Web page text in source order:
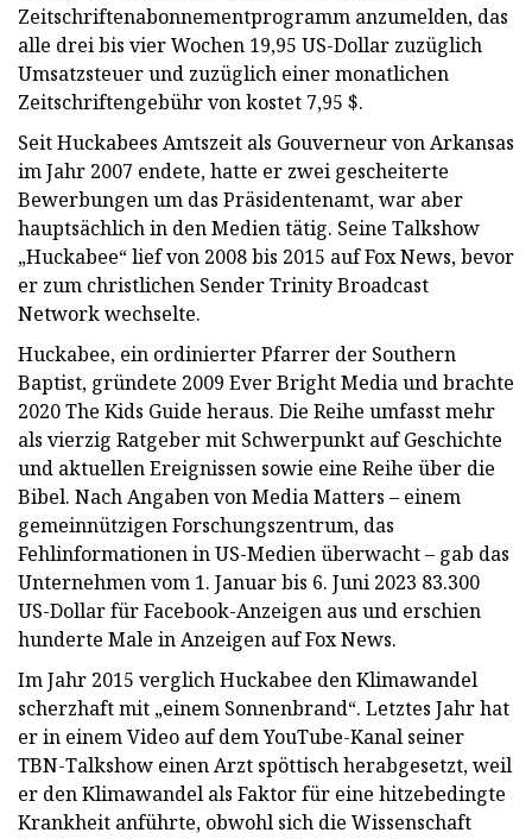
Zeitschriftenabonnementprogramm anzumelden, das
alle drei bis vier Wochen 19,95 US-Dollar zuzüglich
Umsatzsteuer und zuzüglich einer monatlichen
Zeitschriftengebühr von kostet 7,95 $.
Seit Huckabees Amtszeit als Gouverneur von Arkansas
im Jahr 2007 endete, hatte er zwei gescheiterte
Bewerbungen um das Präsidentenamt, war aber
hauptsächlich in den Medien tätig. Seine Talkshow
„Huckabee“ lief von 2008 bis 2015 auf Fox News, bevor
er zum christlichen Sender Trinity Broadcast
Network wechselte.
Huckabee, ein ordinierter Pfarrer der Southern
Baptist, gründete 2009 Ever Bright Media und brachte
2020 The Kids Guide heraus. Die Reihe umfasst mehr
als vierzig Ratgeber mit Schwerpunkt auf Geschichte
und aktuellen Ereignissen sowie eine Reihe über die
Bibel. Nach Angaben von Media Matters – einem
gemeinnützigen Forschungszentrum, das
Fehlinformationen in US-Medien überwacht – gab das
Unternehmen vom 1. Januar bis 6. Juni 2023 83.300
US-Dollar für Facebook-Anzeigen aus und erschien
hunderte Male in Anzeigen auf Fox News.
Im Jahr 2015 verglich Huckabee den Klimawandel
scherzhaft mit „einem Sonnenbrand“. Letztes Jahr hat
er in einem Video auf dem YouTube-Kanal seiner
TBN-Talkshow einen Arzt spöttisch herabgesetzt, weil
er den Klimawandel als Faktor für eine hitzebedingte
Krankheit anführte, obwohl sich die Wissenschaft